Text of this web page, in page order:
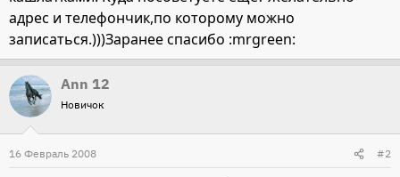
адрес и телефончик,по которому можно
записаться.)))Заранее спасибо :mrgreen:
Ann 12
Новичок
16 Февраль 2008 #2